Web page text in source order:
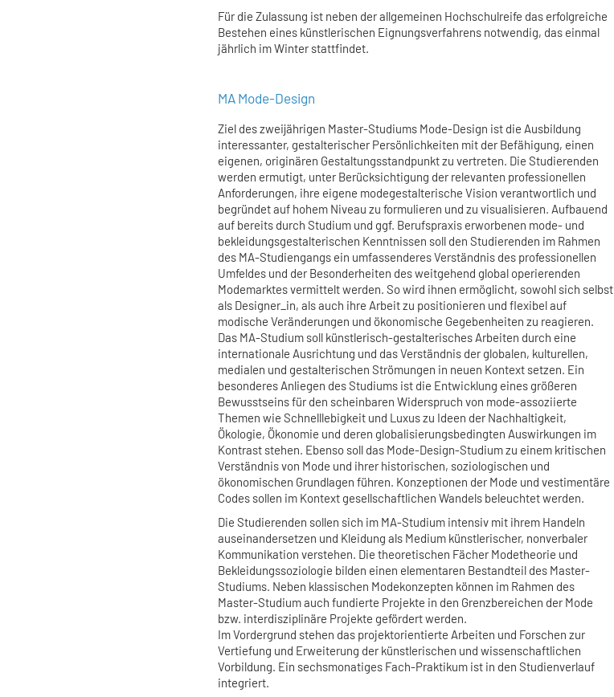
Für die Zulassung ist neben der allgemeinen Hochschulreife das erfolgreiche
Bestehen eines künstlerischen Eignungsverfahrens notwendig, das einmal
jährlich im Winter stattfindet.
MA Mode-Design
Ziel des zweijährigen Master-Studiums Mode-Design ist die Ausbildung
interessanter, gestalterischer Persönlichkeiten mit der Befähigung, einen
eigenen, originären Gestaltungsstandpunkt zu vertreten. Die Studierenden
werden ermutigt, unter Berücksichtigung der relevanten professionellen
Anforderungen, ihre eigene modegestalterische Vision verantwortlich und
begründet auf hohem Niveau zu formulieren und zu visualisieren. Aufbauend
auf bereits durch Studium und ggf. Berufspraxis erworbenen mode- und
bekleidungsgestalterischen Kenntnissen soll den Studierenden im Rahmen
des MA-Studiengangs ein umfassenderes Verständnis des professionellen
Umfeldes und der Besonderheiten des weitgehend global operierenden
Modemarktes vermittelt werden. So wird ihnen ermöglicht, sowohl sich selbst
als Designer_in, als auch ihre Arbeit zu positionieren und flexibel auf
modische Veränderungen und ökonomische Gegebenheiten zu reagieren.
Das MA-Studium soll künstlerisch-gestalterisches Arbeiten durch eine
internationale Ausrichtung und das Verständnis der globalen, kulturellen,
medialen und gestalterischen Strömungen in neuen Kontext setzen. Ein
besonderes Anliegen des Studiums ist die Entwicklung eines größeren
Bewusstseins für den scheinbaren Widerspruch von mode-assoziierte
Themen wie Schnelllebigkeit und Luxus zu Ideen der Nachhaltigkeit,
Ökologie, Ökonomie und deren globalisierungsbedingten Auswirkungen im
Kontrast stehen. Ebenso soll das Mode-Design-Studium zu einem kritischen
Verständnis von Mode und ihrer historischen, soziologischen und
ökonomischen Grundlagen führen. Konzeptionen der Mode und vestimentäre
Codes sollen im Kontext gesellschaftlichen Wandels beleuchtet werden.
Die Studierenden sollen sich im MA-Studium intensiv mit ihrem Handeln
auseinandersetzen und Kleidung als Medium künstlerischer, nonverbaler
Kommunikation verstehen. Die theoretischen Fächer Modetheorie und
Bekleidungssoziologie bilden einen elementaren Bestandteil des Master-
Studiums. Neben klassischen Modekonzepten können im Rahmen des
Master-Studium auch fundierte Projekte in den Grenzbereichen der Mode
bzw. interdisziplinäre Projekte gefördert werden.
Im Vordergrund stehen das projektorientierte Arbeiten und Forschen zur
Vertiefung und Erweiterung der künstlerischen und wissenschaftlichen
Vorbildung. Ein sechsmonatiges Fach-Praktikum ist in den Studienverlauf
integriert.